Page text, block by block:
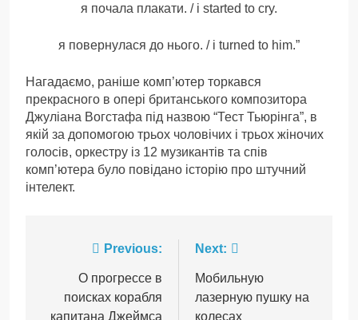
я почала плакати. / i started to cry.
я повернулася до нього. / i turned to him.”
Нагадаємо, раніше комп’ютер торкався
прекрасного в опері британського композитора
Джуліана Вогстафа під назвою “Тест Тьюрінга”, в
якій за допомогою трьох чоловічих і трьох жіночих
голосів, оркестру із 12 музикантів та спів
комп’ютера було повідано історію про штучний
інтелект.
Навігація
записів
Previous:
О прогрессе в
поисках корабля
капитана Джеймса
Next:
Мобильную
лазерную пушку на
колесах